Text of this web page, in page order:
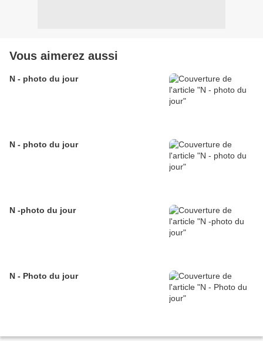
Vous aimerez aussi
N - photo du jour
N - photo du jour
N -photo du jour
N - Photo du jour